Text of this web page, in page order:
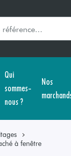
Qui
sommes-
nous ?
Nos
à fenêtre